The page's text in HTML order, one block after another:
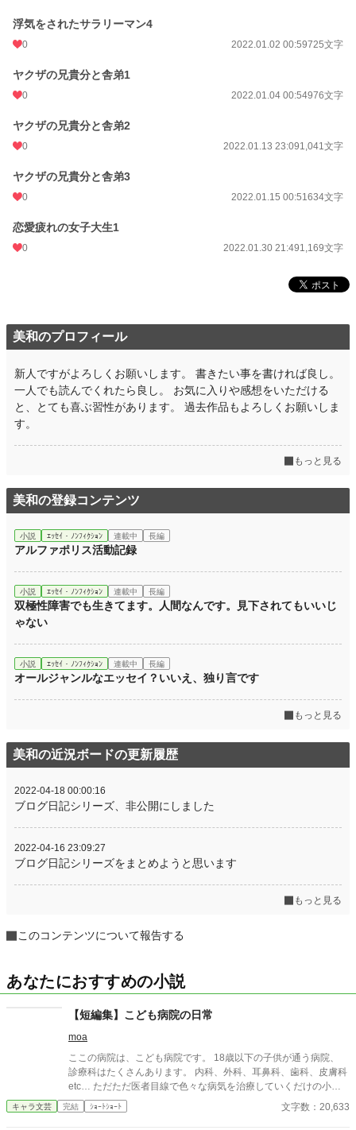
浮気をされたサラリーマン4
0 2022.01.02 00:59725文字
ヤクザの兄貴分と舎弟1
0 2022.01.04 00:54976文字
ヤクザの兄貴分と舎弟2
0 2022.01.13 23:091,041文字
ヤクザの兄貴分と舎弟3
0 2022.01.15 00:51634文字
恋愛疲れの女子大生1
0 2022.01.30 21:491,169文字
美和のプロフィール
新人ですがよろしくお願いします。 書きたい事を書ければ良し。
一人でも読んでくれたら良し。 お気に入りや感想をいただける
と、とても喜ぶ習性があります。 過去作品もよろしくお願いしま
す。
もっと見る
美和の登録コンテンツ
小説 ｴｯｾｲ・ﾉﾝﾌｨｸｼｮﾝ 連載中 長編
アルファポリス活動記録
小説 ｴｯｾｲ・ﾉﾝﾌｨｸｼｮﾝ 連載中 長編
双極性障害でも生きてます。人間なんです。見下されてもいいじ
ゃない
小説 ｴｯｾｲ・ﾉﾝﾌｨｸｼｮﾝ 連載中 長編
オールジャンルなエッセイ？いいえ、独り言です
もっと見る
美和の近況ボードの更新履歴
2022-04-18 00:00:16
ブログ日記シリーズ、非公開にしました
2022-04-16 23:09:27
ブログ日記シリーズをまとめようと思います
もっと見る
このコンテンツについて報告する
あなたにおすすめの小説
【短編集】こども病院の日常
moa
ここの病院は、こども病院です。 18歳以下の子供が通う病院、
診療科はたくさんあります。 内科、外科、耳鼻科、歯科、皮膚科
etc… ただただ医者目線で色々な病気を治療していくだけの小説
です。 恋愛要素などは一切ありません。 密着病院24時！的な感
じです。 人物像などは表記していない為、読者様のご想像にお任
キャラ文芸 完結 ｼｮｰﾄｼｮｰﾄ 文字数：20,633